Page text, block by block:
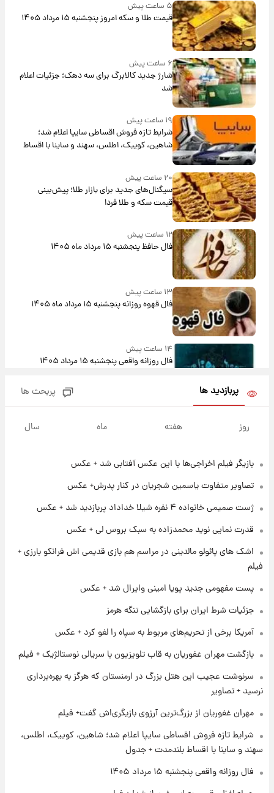
۵ ساعت پیش
قیمت طلا و سکه امروز پنجشنبه ۱۵ مرداد ۱۴۰۵
۶ ساعت پیش
شارژ جدید کالابرگ برای سه دهک؛ جزئیات اعلام
شد
۱۹ ساعت پیش
شرایط تازه فروش اقساطی سایپا اعلام شد؛
شاهین، کوییک، اطلس، سهند و ساینا با اقساط
بلندمدت + جدول
۲۰ ساعت پیش
سیگنال‌های جدید برای بازار طلا؛ پیش‌بینی
قیمت سکه و طلا فردا
۱۲ ساعت پیش
فال حافظ پنجشنبه ۱۵ مرداد ماه ۱۴۰۵
۱۳ ساعت پیش
فال قهوه روزانه پنجشنبه ۱۵ مرداد ماه ۱۴۰۵
۱۴ ساعت پیش
فال روزانه واقعی پنجشنبه ۱۵ مرداد ۱۴۰۵
+ جدول
۱ روز پیش
نام خودرو، مبلغ پیش پرداخت و زمان تحویل |
سود مشارکت چند درصد است؟
زمان پخش «مرد سه هزار چهره» مشخص شد
کار استقلال و رامین رضاییان رسما تمام شد +
عکس / خداحافظی صمیمانه آبی ها با رامین!
۱ روز پیش
آتش اختلاف در اینستاگرام؛ تمجید از حردانی به
مذاق رضاییان خوش نیامد+عکس
۱۲۹۰ شمسی
پربازدید ها پربحث ها
روز هفته ماه سال
بازیگر فیلم اخراجی‌ها با این عکس آفتابی شد + عکس
تصاویر متفاوت یاسمین شجریان در کنار پدرش+ عکس
ژست صمیمی خانواده ۴ نفره شیلا خداداد پربازدید شد + عکس
قدرت نمایی نوید محمدزاده به سبک بروس لی + عکس
اشک های پائولو مالدینی در مراسم هم بازی قدیمی اش فرانکو بارزی +
فیلم
پست مفهومی جدید پویا امینی وایرال شد + عکس
جزئیات شرط ایران برای بازگشایی تنگه هرمز
آمریکا برخی از تحریم‌های مربوط به سپاه را لغو کرد + عکس
بازگشت مهران غفوریان به قاب تلویزیون با سریالی نوستالژیک + فیلم
سرنوشت عجیب این هتل بزرگ در ارمنستان که هرگز به بهره‌برداری
نرسید + تصاویر
مهران غفوریان از بزرگ‌ترین آرزوی بازیگری‌اش گفت+ فیلم
شرایط تازه فروش اقساطی سایپا اعلام شد؛ شاهین، کوییک، اطلس،
سهند و ساینا با اقساط بلندمدت + جدول
فال روزانه واقعی پنجشنبه ۱۵ مرداد ۱۴۰۵